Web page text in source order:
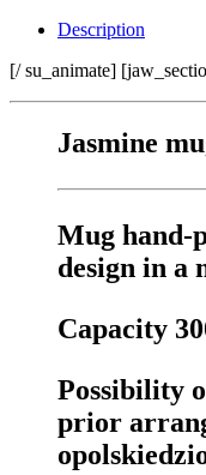
Description
[/ su_animate]
Jasmine
Mug hand-
design in a
Capacity
Possibility
prior